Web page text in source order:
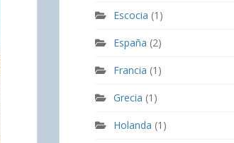
Escocia (1)
España (2)
Francia (1)
Grecia (1)
Holanda (1)